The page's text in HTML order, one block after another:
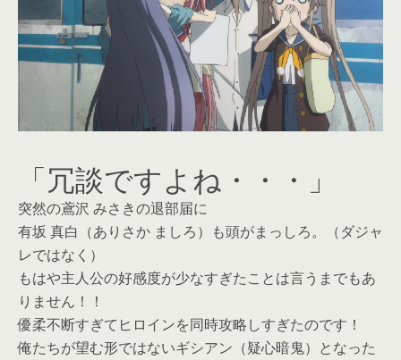
「冗談ですよね・・・」
突然の鳶沢 みさきの退部届に
有坂 真白（ありさか ましろ）も頭がまっしろ。（ダジャ
レではなく）
もはや主人公の好感度が少なすぎたことは言うまでもあ
りません！！
優柔不断すぎてヒロインを同時攻略しすぎたのです！
俺たちが望む形ではないギシアン（疑心暗鬼）となった